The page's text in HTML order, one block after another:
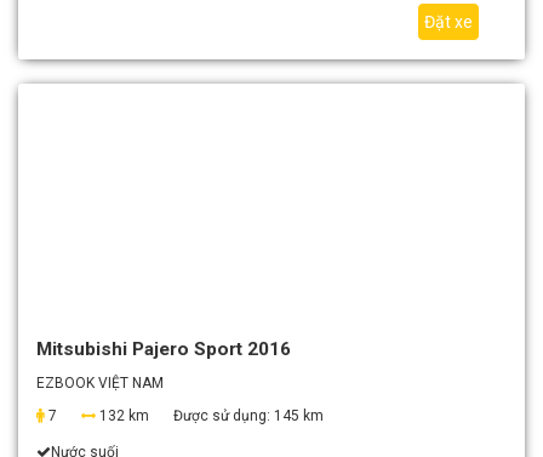
Đặt xe
Mitsubishi Pajero Sport 2016
EZBOOK VIỆT NAM
7
132 km Được sử dụng: 145 km
Nước suối